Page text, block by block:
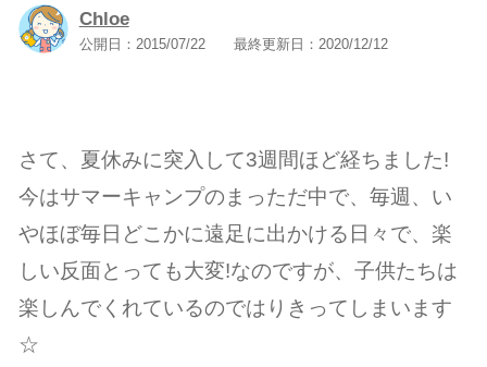
Chloe
公開日： 2015/07/22 最終更新日： 2020/12/12
さて、夏休みに突入して3週間ほど経ちました!
今はサマーキャンプのまっただ中で、毎週、い
やほぼ毎日どこかに遠足に出かける日々で、楽
しい反面とっても大変!なのですが、子供たちは
楽しんでくれているのではりきってしまいます
☆